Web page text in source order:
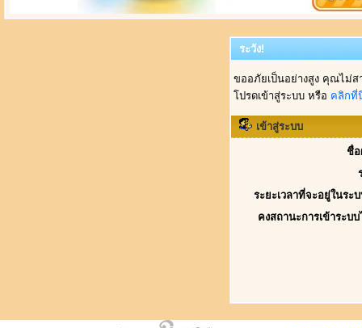
ระวัง!
ขออภัยเป็นอย่างสูง คุณไม่
โปรดเข้าสู่ระบบ หรือ คลิกที่
เข้าสู่ระบบ
ชื่อ
ระยะเวลาที่จะอยู่ในระ
คงสถานะการเข้าระบ